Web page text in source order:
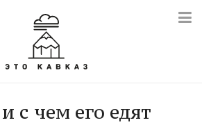
с чем его едят